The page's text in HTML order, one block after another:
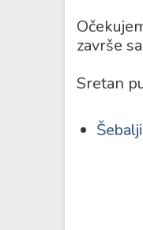
završe
Sretan